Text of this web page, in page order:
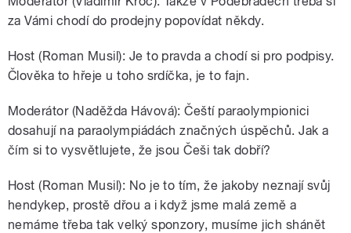
za Vámi chodí do prodejny popovídat někdy.
Host (Roman Musil): Je to pravda a chodí si pro podpisy.
Člověka to hřeje u toho srdíčka, je to fajn.
Moderátor (Naděžda Hávová): Čeští paraolympionici
dosahují na paraolympiádách značných úspěchů. Jak a
čím si to vysvětlujete, že jsou Češi tak dobří?
Host (Roman Musil): No je to tím, že jakoby neznají svůj
hendykep, prostě dřou a i když jsme malá země a
nemáme třeba tak velký sponzory, musíme jich shánět